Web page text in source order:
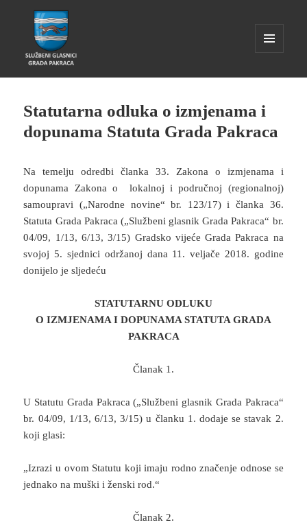
WIDGETI
Statutarna odluka o izmjenama i
dopunama Statuta Grada Pakraca
Na temelju odredbi članka 33. Zakona o izmjenama i
dopunama Zakona o lokalnoj i područnoj (regionalnoj)
samoupravi („Narodne novine“ br. 123/17) i članka 36.
Statuta Grada Pakraca („Službeni glasnik Grada Pakraca“ br.
04/09, 1/13, 6/13, 3/15) Gradsko vijeće Grada Pakraca na
svojoj 5. sjednici održanoj dana 11. veljače 2018. godine
donijelo je sljedeću
STATUTARNU ODLUKU
O IZMJENAMA I DOPUNAMA STATUTA GRADA
PAKRACA
Članak 1.
U Statutu Grada Pakraca („Službeni glasnik Grada Pakraca“
br. 04/09, 1/13, 6/13, 3/15) u članku 1. dodaje se stavak 2.
koji glasi:
„Izrazi u ovom Statutu koji imaju rodno značenje odnose se
jednako na muški i ženski rod.“
Članak 2.